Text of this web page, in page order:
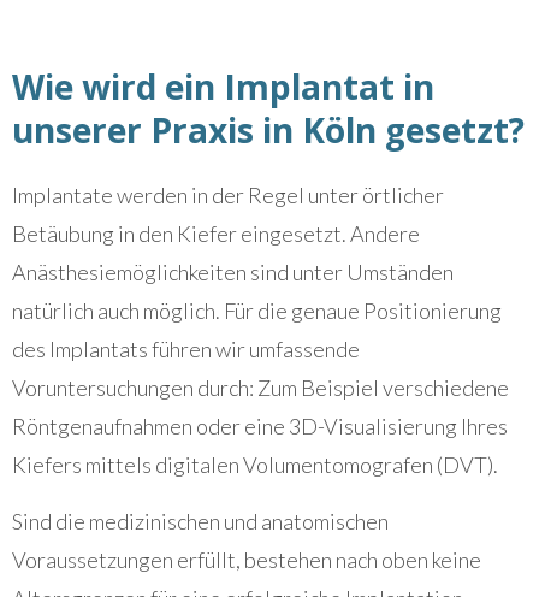
Wie wird ein Implantat in
unserer Praxis in Köln gesetzt?
Implantate werden in der Regel unter örtlicher
Betäubung in den Kiefer eingesetzt. Andere
Anästhesiemöglichkeiten sind unter Umständen
natürlich auch möglich. Für die genaue Positionierung
des Implantats führen wir umfassende
Voruntersuchungen durch: Zum Beispiel verschiedene
Röntgenaufnahmen oder eine 3D-Visualisierung Ihres
Kiefers mittels digitalen Volumentomografen (DVT).
Sind die medizinischen und anatomischen
Voraussetzungen erfüllt, bestehen nach oben keine